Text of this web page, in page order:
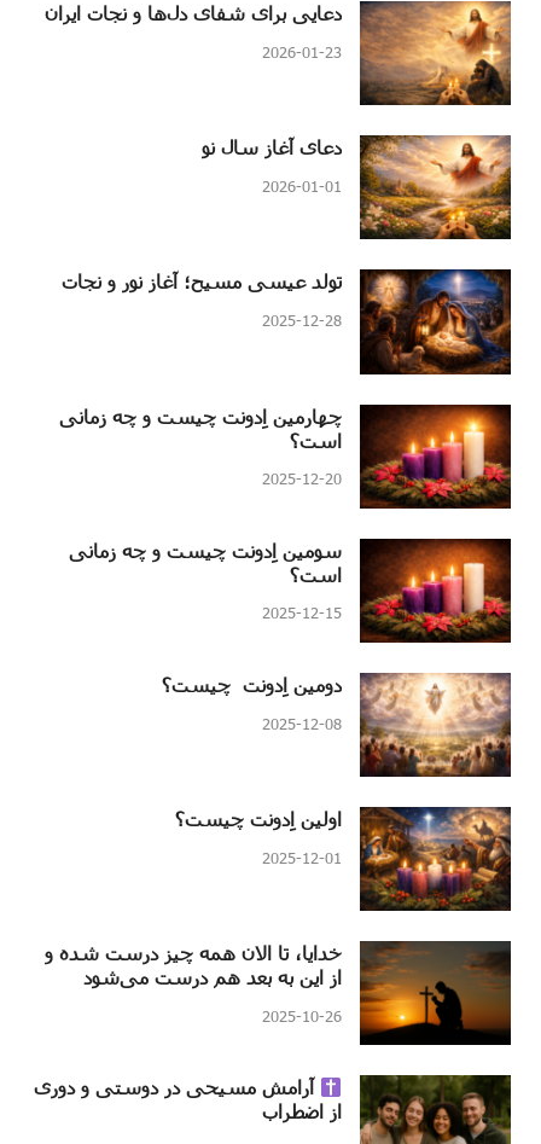
دعایی برای شفای دل‌ها و نجات ایران
2026-01-23
دعای آغاز سال نو
2026-01-01
تولد عیسی مسیح؛ آغاز نور و نجات
2025-12-28
چهارمین اِدونت چیست و چه زمانی
است؟
2025-12-20
سومین اِدونت چیست و چه زمانی
است؟
2025-12-15
دومین اِدونت چیست؟
2025-12-08
اولین اِدونت چیست؟
2025-12-01
خدایا، تا الان همه چیز درست شده و
از این به بعد هم درست می‌شود
2025-10-26
آرامش مسیحی در دوستی و دوری
از اضطراب